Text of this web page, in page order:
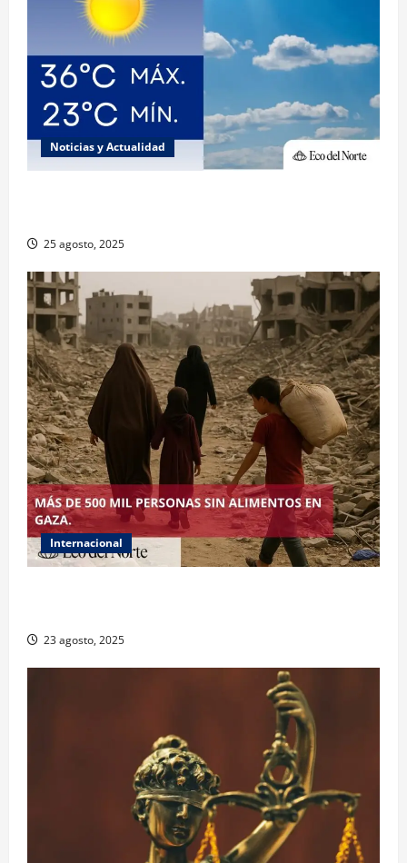
Noticias y Actualidad
25 agosto, 2025
Internacional
23 agosto, 2025